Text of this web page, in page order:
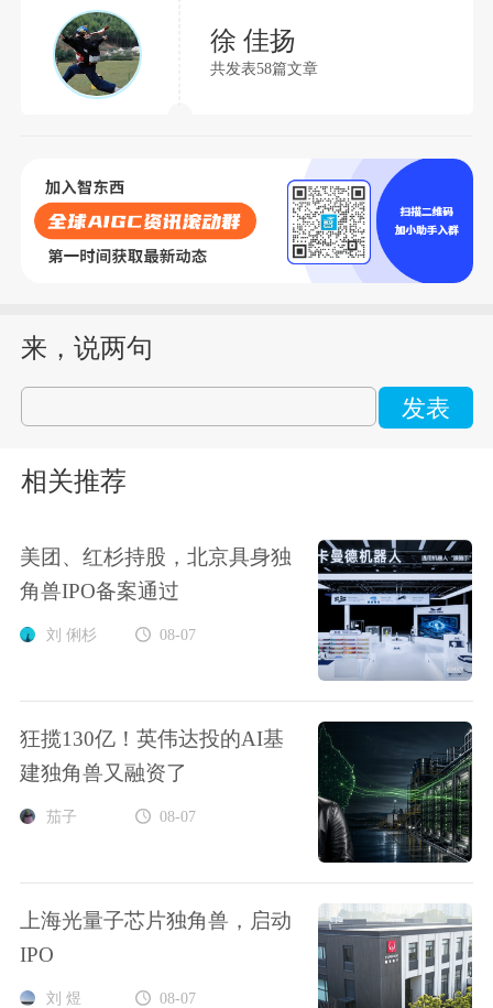
徐 佳扬
共发表58篇文章
来，说两句
发表
相关推荐
美团、红杉持股，北京具身独
角兽IPO备案通过
刘 俐杉 08-07
狂揽130亿！英伟达投的AI基
建独角兽又融资了
茄子 08-07
上海光量子芯片独角兽，启动
IPO
刘 煜 08-07